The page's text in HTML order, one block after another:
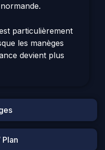
particulièrement
les manèges
devient plus